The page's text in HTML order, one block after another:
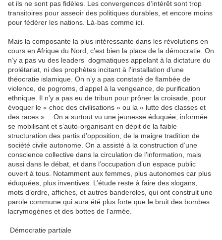
et ils ne sont pas fidèles. Les convergences d’intérêt sont trop
transitoires pour asseoir des politiques durables, et encore moins
pour fédérer les nations. Là-bas comme ici.
Mais la composante la plus intéressante dans les révolutions en
cours en Afrique du Nord, c’est bien la place de la démocratie. On
n’y a pas vu des leaders dogmatiques appelant à la dictature du
prolétariat, ni des prophètes incitant à l’installation d’une
théocratie islamique. On n’y a pas constaté de flambée de
violence, de pogroms, d’appel à la vengeance, de purification
ethnique. Il n’y a pas eu de tribun pour prôner la croisade, pour
évoquer le « choc des civilisations » ou la « lutte des classes et
des races »… On a surtout vu une jeunesse éduquée, informée
se mobilisant et s’auto-organisant en dépit de la faible
structuration des partis d’opposition, de la maigre tradition de
société civile autonome. On a assisté à la construction d’une
conscience collective dans la circulation de l’information, mais
aussi dans le débat, et dans l’occupation d’un espace public
ouvert à tous. Notamment aux femmes, plus autonomes car plus
éduquées, plus inventives. L’étude reste à faire des slogans,
mots d’ordre, affiches, et autres banderoles, qui ont construit une
parole commune qui aura été plus forte que le bruit des bombes
lacrymogènes et des bottes de l’armée.
Démocratie partiale